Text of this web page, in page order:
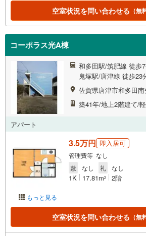
空室状況を問い合わせる （無
コーポラス光A棟
和多田駅/筑肥線 徒歩
鬼塚駅/唐津線 徒歩23
佐賀県唐津市和多田
築41年/地上2階建て/
アパート
もっと見る
3.5万円 即入居可
管理費等 なし
敷
なし 礼 なし
1K 17.81m2 2階
空室状況を問い合わせる （無